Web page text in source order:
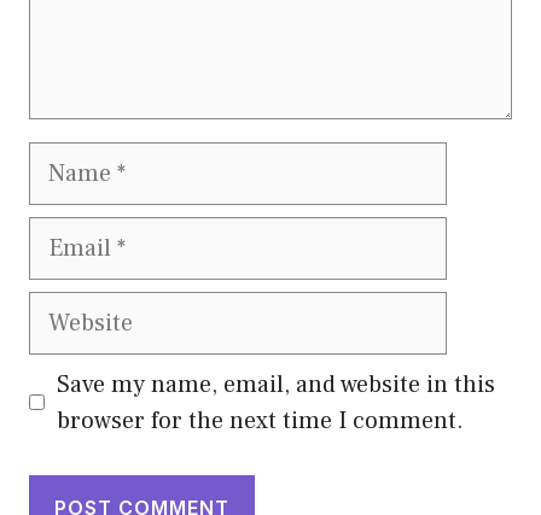
Name
Email
Website
Save my name, email, and website in this
browser for the next time I comment.